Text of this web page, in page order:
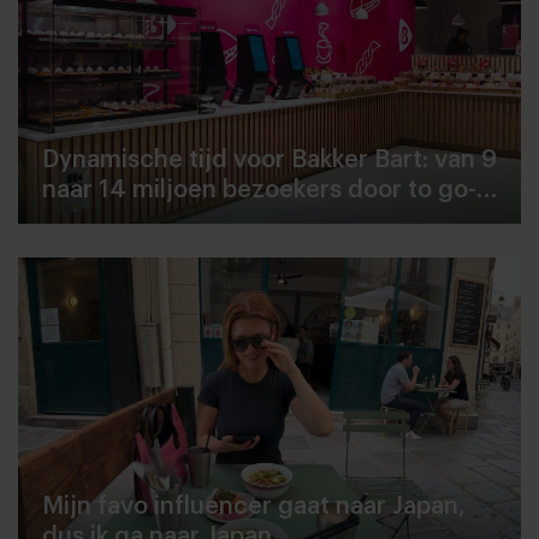
Dynamische tijd voor Bakker Bart: van 9
naar 14 miljoen bezoekers door to go-
locaties
Mijn favo influencer gaat naar Japan,